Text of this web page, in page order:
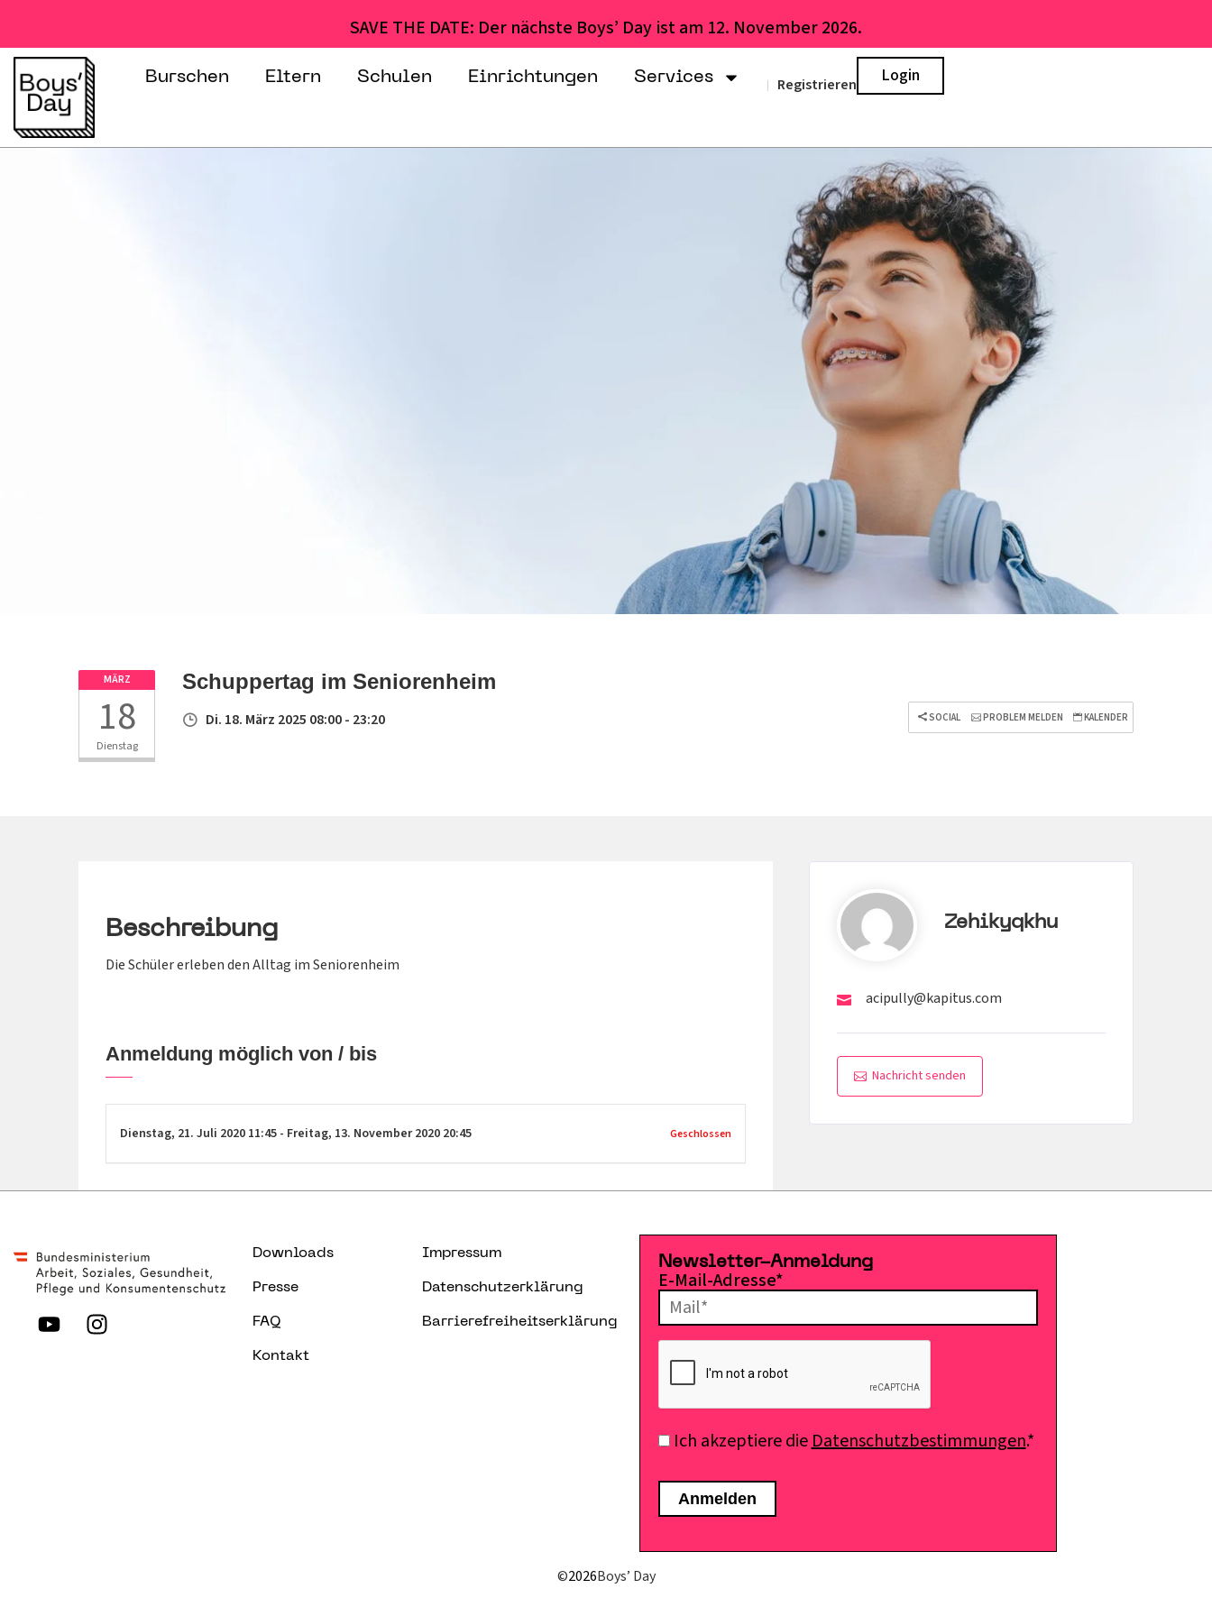
SAVE THE DATE: Der nächste Boys’ Day ist am 12. November 2026.
Burschen Eltern Schulen Einrichtungen Services | Registrieren Login
MÄRZ
18
Dienstag
Schuppertag im Seniorenheim
Di. 18. März 2025 08:00 - 23:20 SOCIAL PROBLEM MELDEN KALENDER
Beschreibung
Die Schüler erleben den Alltag im Seniorenheim
Anmeldung möglich von / bis
Dienstag, 21. Juli 2020 11:45 - Freitag, 13. November 2020 20:45 Geschlossen
Zehikyqkhu
acipully@kapitus.com
Nachricht senden
Downloads
Presse
FAQ
Kontakt
Impressum
Datenschutzerklärung
Barrierefreiheitserklärung
Newsletter-Anmeldung
E-Mail-Adresse*
Ich akzeptiere dieDatenschutzbestimmungen.*
©2026Boys’ Day